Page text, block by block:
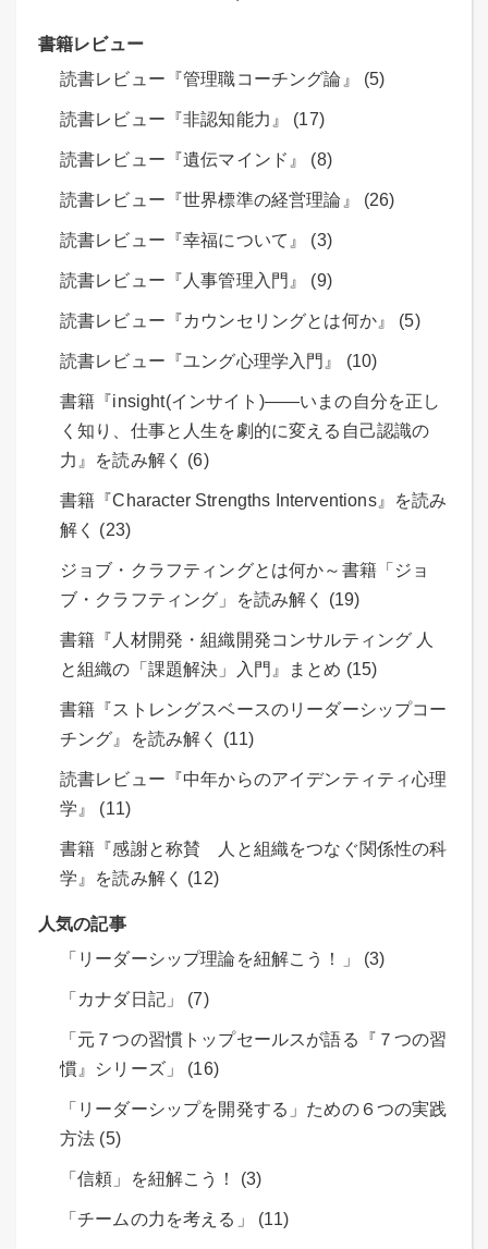
書籍レビュー
読書レビュー『管理職コーチング論』 (5)
読書レビュー『非認知能力』 (17)
読書レビュー『遺伝マインド』 (8)
読書レビュー『世界標準の経営理論』 (26)
読書レビュー『幸福について』 (3)
読書レビュー『人事管理入門』 (9)
読書レビュー『カウンセリングとは何か』 (5)
読書レビュー『ユング心理学入門』 (10)
書籍『insight(インサイト)――いまの自分を正し
く知り、仕事と人生を劇的に変える自己認識の
力』を読み解く (6)
書籍『Character Strengths Interventions』を読み
解く (23)
ジョブ・クラフティングとは何か～書籍「ジョ
ブ・クラフティング」を読み解く (19)
書籍『人材開発・組織開発コンサルティング 人
と組織の「課題解決」入門』まとめ (15)
書籍『ストレングスベースのリーダーシップコー
チング』を読み解く (11)
読書レビュー『中年からのアイデンティティ心理
学』 (11)
書籍『感謝と称賛 人と組織をつなぐ関係性の科
学』を読み解く (12)
人気の記事
「リーダーシップ理論を紐解こう！」 (3)
「カナダ日記」 (7)
「元７つの習慣トップセールスが語る『７つの習
慣』シリーズ」 (16)
「リーダーシップを開発する」ための６つの実践
方法 (5)
「信頼」を紐解こう！ (3)
「チームの力を考える」 (11)